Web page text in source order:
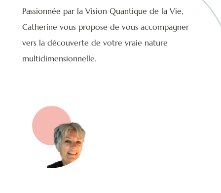
Passionnée par la Vision Quantique de la Vie,
Catherine vous propose de vous accompagner
vers la découverte de votre vraie nature
multidimensionnelle.